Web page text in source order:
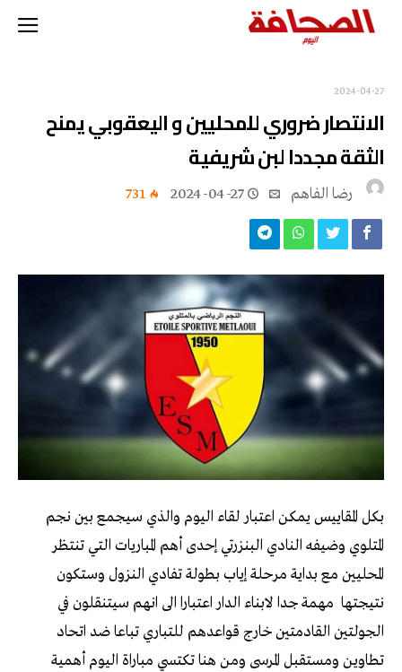
2024-04-27
الانتصار ضروري للمحليين و اليعقوبي يمنح
الثقة مجددا لبن شريفية
رضا الفاهم 2024-04-27
731
بكل المقاييس يمكن اعتبار لقاء اليوم والذي سيجمع بين نجم
المتلوي وضيفه النادي البنزرتي إحدى أهم المباريات التي تنتظر
المحليين مع بداية مرحلة إياب بطولة تفادي النزول وستكون
نتيجتها مهمة جدا لابناء الدار اعتبارا الى انهم سيتنقلون في
الجولتين القادمتين خارج قواعدهم للتباري تباعا ضد اتحاد
تطاوين ومستقبل المرسى ومن هنا تكتسي مباراة اليوم أهمية